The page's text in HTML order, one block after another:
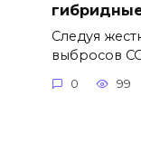
Следуя
выбросов
0 99